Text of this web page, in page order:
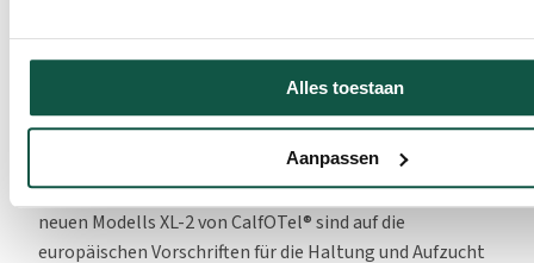
Alles toestaan
Aanpassen
unterbinden. Ein ausreichendes Angebot an
zu verbringen. Aufstallung für Paare Die Aufzucht von
Kälbern in Paaren erfordert eine andere Gestaltung der
Aufstallung für junge Kälber. Die Abmessungen des
neuen Modells XL-2 von CalfOTel® sind auf die
europäischen Vorschriften für die Haltung und Aufzucht